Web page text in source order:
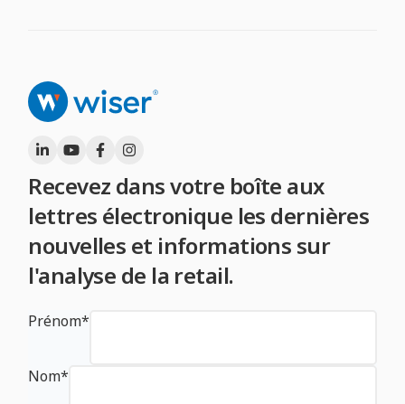
Recevez dans votre boîte aux
lettres électronique les dernières
nouvelles et informations sur
l'analyse de la retail.
Prénom*
Nom*